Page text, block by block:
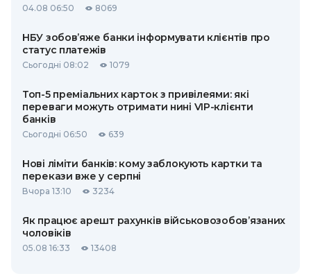
04.08 06:50 8069
НБУ зобов’яже банки інформувати клієнтів про
статус платежів
Сьогодні 08:02 1079
Топ-5 преміальних карток з привілеями: які
переваги можуть отримати нині VIP-клієнти
банків
Сьогодні 06:50 639
Нові ліміти банків: кому заблокують картки та
перекази вже у серпні
Вчора 13:10 3234
Як працює арешт рахунків військовозобов’язаних
чоловіків
05.08 16:33 13408